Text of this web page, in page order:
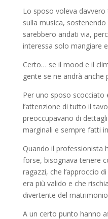
Lo sposo voleva
sulla musica,
sarebbero andati via,
interessa solo mangiare
Certo… se il mood e il
gente se ne andrà anche
Per uno sposo scocciato
l’attenzione di tutto il
preoccupavano di
marginali e sempre fatti
Quando il professionista
forse, bisognava tenere
ragazzi, che l’approccio
era più valido e che
divertente del
A un certo punto hanno